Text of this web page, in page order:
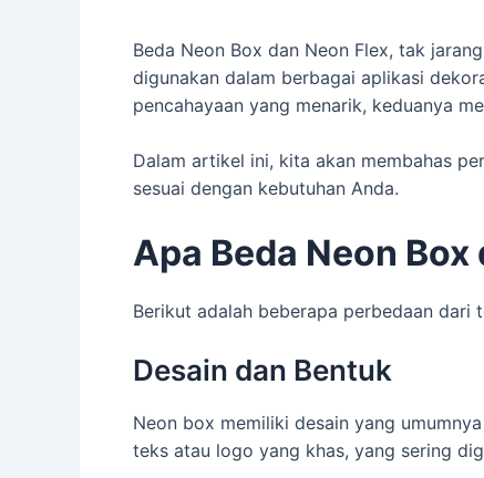
Beda Neon Box dan Neon Flex, tak
digunakan dalam berbagai aplikasi
pencahayaan yang menarik, keduanya
Dalam artikel ini, kita akan membahas
sesuai dengan kebutuhan Anda.
Apa Beda Neon Box
Berikut adalah beberapa perbedaan dari
Desain dan Bentuk
Neon box memiliki desain yang
teks atau logo yang khas, yang sering